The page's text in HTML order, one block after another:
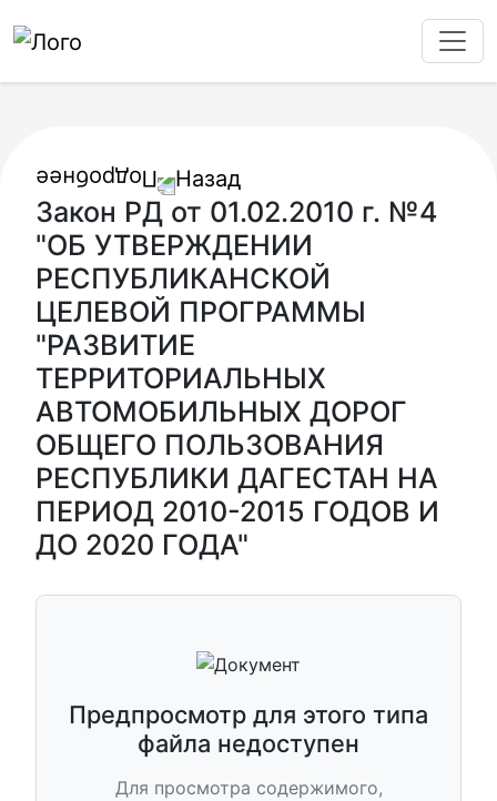
Назад
Закон РД от 01.02.2010 г. №4
"ОБ УТВЕРЖДЕНИИ
РЕСПУБЛИКАНСКОЙ
ЦЕЛЕВОЙ ПРОГРАММЫ
"РАЗВИТИЕ
ТЕРРИТОРИАЛЬНЫХ
АВТОМОБИЛЬНЫХ ДОРОГ
ОБЩЕГО ПОЛЬЗОВАНИЯ
РЕСПУБЛИКИ ДАГЕСТАН НА
ПЕРИОД 2010-2015 ГОДОВ И
ДО 2020 ГОДА"
Предпросмотр для этого типа
файла недоступен
Для просмотра содержимого,